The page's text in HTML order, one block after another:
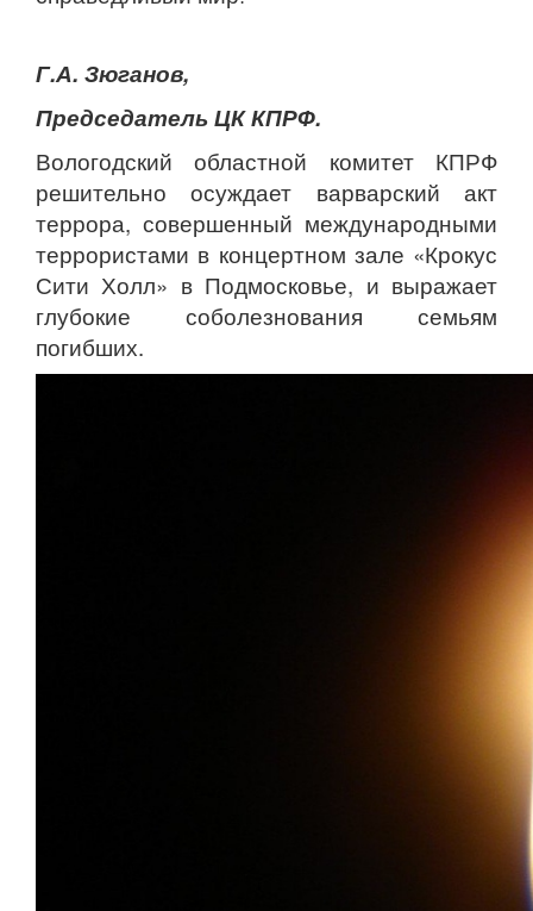
Г.А. Зюганов,
Председатель ЦК КПРФ.
Вологодский областной комитет КПРФ
решительно осуждает варварский акт
террора, совершенный международными
террористами в концертном зале «Крокус
Сити Холл» в Подмосковье, и выражает
глубокие соболезнования семьям
погибших.